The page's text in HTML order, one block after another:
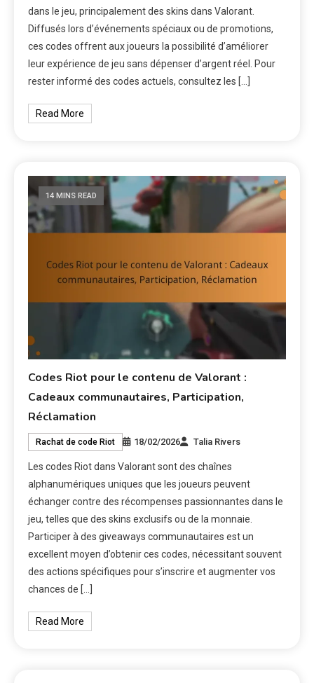
dans le jeu, principalement des skins dans Valorant.
Diffusés lors d’événements spéciaux ou de promotions,
ces codes offrent aux joueurs la possibilité d’améliorer
leur expérience de jeu sans dépenser d’argent réel. Pour
rester informé des codes actuels, consultez les […]
Read More
14 MINS READ
Codes Riot pour le contenu de Valorant :
Cadeaux communautaires, Participation,
Réclamation
Rachat de code Riot 18/02/2026 Talia Rivers
Les codes Riot dans Valorant sont des chaînes
alphanumériques uniques que les joueurs peuvent
échanger contre des récompenses passionnantes dans le
jeu, telles que des skins exclusifs ou de la monnaie.
Participer à des giveaways communautaires est un
excellent moyen d’obtenir ces codes, nécessitant souvent
des actions spécifiques pour s’inscrire et augmenter vos
chances de […]
Read More